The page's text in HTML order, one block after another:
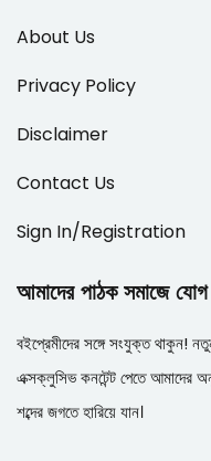
About Us
Privacy Policy
Disclaimer
Contact Us
Sign In/Registration
আমাদের পাঠক সমাজে যোগ
বইপ্রেমীদের সঙ্গে সংযুক্ত থাকুন!
এক্সক্লুসিভ কনটেন্ট পেতে আমাদের
শব্দের জগতে হারিয়ে যান।